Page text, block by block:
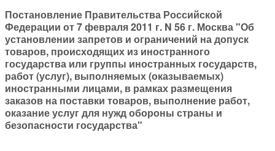
Постановление Правительства Российской
Федерации от 7 февраля 2011 г. N 56 г. Москва "Об
установлении запретов и ограничений на допуск
товаров, происходящих из иностранного
государства или группы иностранных государств,
работ (услуг), выполняемых (оказываемых)
иностранными лицами, в рамках размещения
заказов на поставки товаров, выполнение работ,
оказание услуг для нужд обороны страны и
безопасности государства"